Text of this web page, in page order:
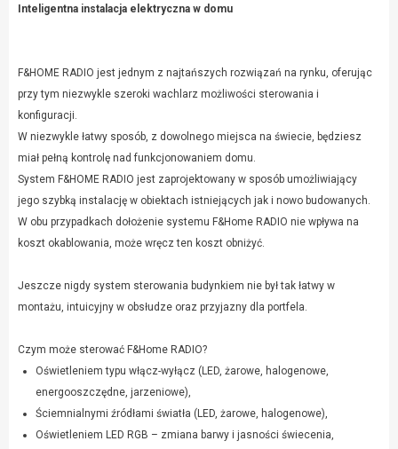
Inteligentna instalacja elektryczna w domu
F&HOME RADIO jest jednym z najtańszych rozwiązań na rynku, oferując
przy tym niezwykle szeroki wachlarz możliwości sterowania i
konfiguracji.
W niezwykle łatwy sposób, z dowolnego miejsca na świecie, będziesz
miał pełną kontrolę nad funkcjonowaniem domu.
System F&HOME RADIO jest zaprojektowany w sposób umożliwiający
jego szybką instalację w obiektach istniejących jak i nowo budowanych.
W obu przypadkach dołożenie systemu F&Home RADIO nie wpływa na
koszt okablowania, może wręcz ten koszt obniżyć.
Jeszcze nigdy system sterowania budynkiem nie był tak łatwy w
montażu, intuicyjny w obsłudze oraz przyjazny dla portfela.
Czym może sterować F&Home RADIO?
Oświetleniem typu włącz-wyłącz (LED, żarowe, halogenowe,
energooszczędne, jarzeniowe),
Ściemnialnymi źródłami światła (LED, żarowe, halogenowe),
Oświetleniem LED RGB – zmiana barwy i jasności świecenia,